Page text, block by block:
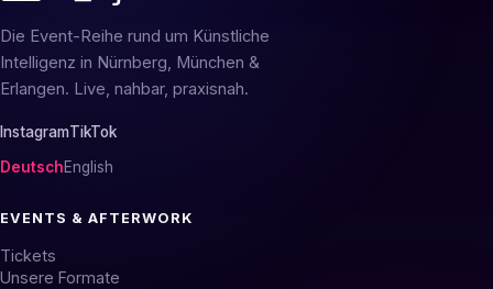
Die Event-Reihe rund um Künstliche
Intelligenz in Nürnberg, München &
Erlangen. Live, nahbar, praxisnah.
InstagramTikTok
DeutschEnglish
EVENTS & AFTERWORK
Tickets
Unsere Formate